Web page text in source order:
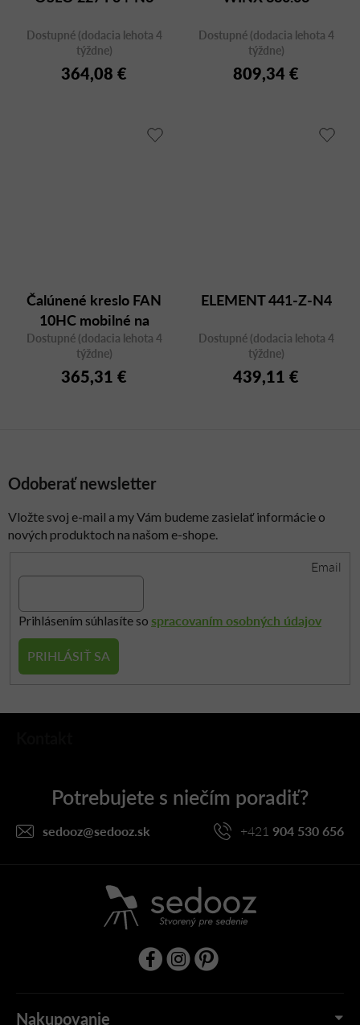
Dostupné (dodacia lehota 4
týždne)
364,08 €
Dostupné (dodacia lehota 4
týždne)
809,34 €
Čalúnené kreslo FAN
10HC mobilné na
kolieskach
Dostupné (dodacia lehota 4
týždne)
365,31 €
ELEMENT 441-Z-N4
Dostupné (dodacia lehota 4
týždne)
439,11 €
Odoberať newsletter
Vložte svoj e-mail a my Vám budeme zasielať informácie o
nových produktoch na našom e-shope.
Email
Prihlásením súhlasíte so spracovaním osobných údajov
PRIHLÁSIŤ SA
Z
sedooz@sedooz.sk +421 904 530 656
Nakupovanie